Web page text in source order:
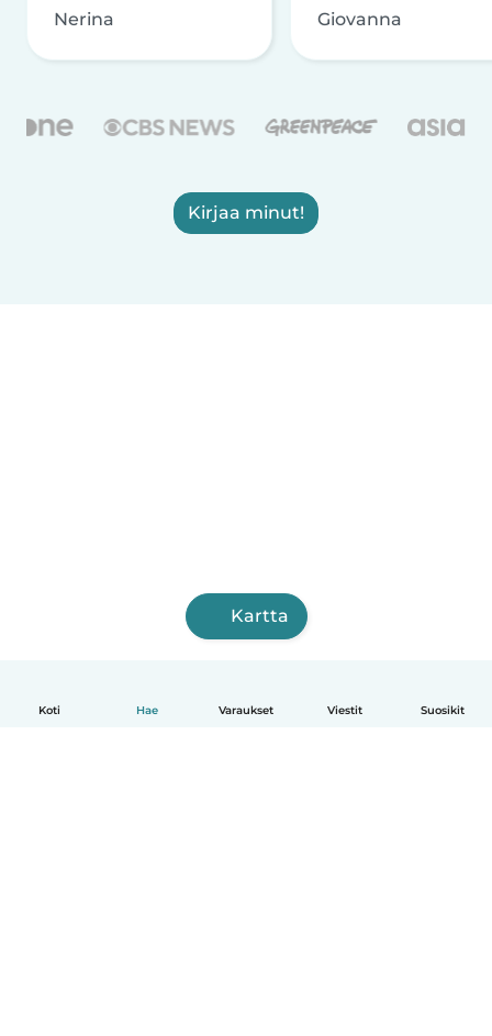
Koti Hae Varaukset Viestit Suosikit
Nerina Giovanna
Kirjaa minut!
Kartta